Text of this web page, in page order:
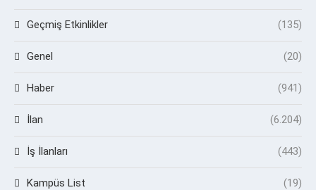
Geçmiş Etkinlikler (135)
Genel (20)
Haber (941)
İlan (6.204)
İş İlanları (443)
Kampüs List (19)